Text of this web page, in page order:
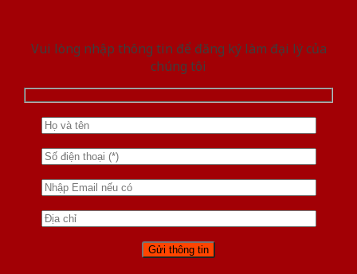
Vui lòng nhập thông tin để đăng ký làm đại lý của
chúng tôi